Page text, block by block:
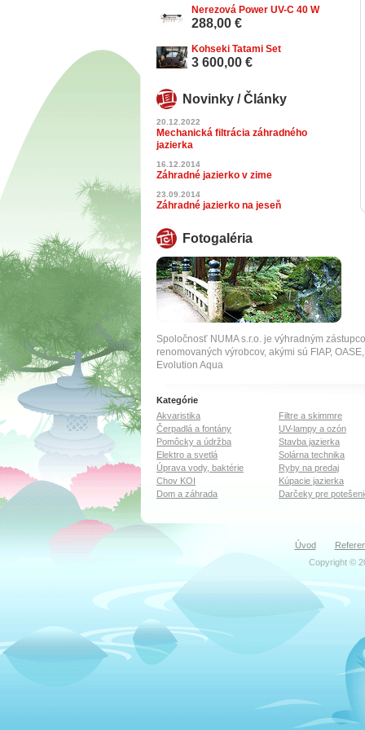
Nerezová Power UV-C 40 W
288,00 €
Kohseki Tatami Set
3 600,00 €
Novinky / Články
20.12.2022
Mechanická filtrácia záhradného
jazierka
16.12.2014
Záhradné jazierko v zime
23.09.2014
Záhradné jazierko na jeseň
Fotogaléria
Spoločnosť NUMA s.r.o. je výhradným
renomovaných výrobcov, akými sú FIAP,
Evolution Aqua
Kategórie
Akvaristika
Filtre a skimmre
Čerpadlá a fontány
UV-lampy a ozón
Pomôcky a údržba
Stavba jazierka
Elektro a svetlá
Solárna technika
Úprava vody, baktérie
Ryby na predaj
Chov KOI
Kúpacie jazierka
Dom a záhrada
Darčeky pre
Úvod
Copyright ©